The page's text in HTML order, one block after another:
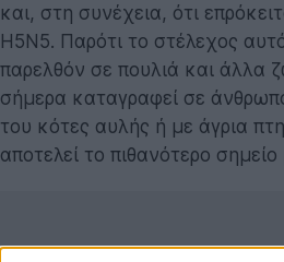
και, στη συνέχεια, ότι
H5N5. Παρότι το στέλεχος
παρελθόν σε πουλιά και άλλα
σήμερα καταγραφεί σε
του κότες αυλής ή με άγρια
αποτελεί το πιθανότερο